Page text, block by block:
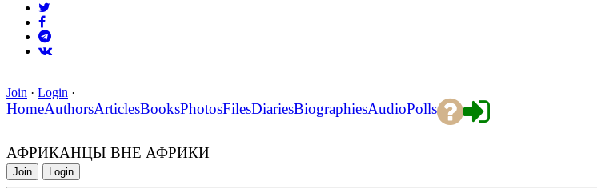
Join · Login ·
HomeAuthorsArticlesBooksPhotosFilesDiariesBiographiesAudioPolls
АФРИКАНЦЫ ВНЕ АФРИКИ
Join Login